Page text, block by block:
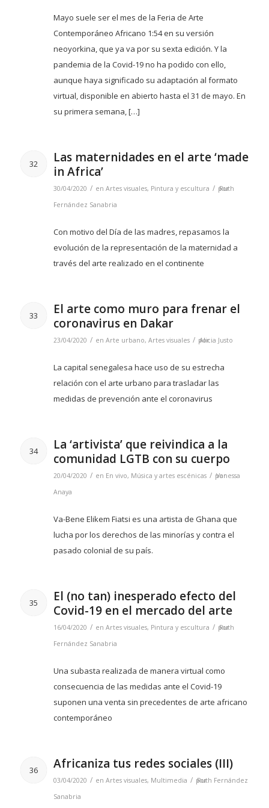
Mayo suele ser el mes de la Feria de Arte
Contemporáneo Africano 1:54 en su versión
neoyorkina, que ya va por su sexta edición. Y la
pandemia de la Covid-19 no ha podido con ello,
aunque haya significado su adaptación al formato
virtual, disponible en abierto hasta el 31 de mayo. En
su primera semana, […]
32
Las maternidades en el arte ‘made
in Africa’
30/04/2020 / en Artes visuales, Pintura y escultura / por
Ruth
Fernández Sanabria
Con motivo del Día de las madres, repasamos la
evolución de la representación de la maternidad a
través del arte realizado en el continente
33
El arte como muro para frenar el
coronavirus en Dakar
23/04/2020 / en Arte urbano, Artes visuales / por
Alicia Justo
La capital senegalesa hace uso de su estrecha
relación con el arte urbano para trasladar las
medidas de prevención ante el coronavirus
34
La ‘artivista’ que reivindica a la
comunidad LGTB con su cuerpo
20/04/2020 / en En vivo, Música y artes escénicas / por
Vanessa
Anaya
Va-Bene Elikem Fiatsi es una artista de Ghana que
lucha por los derechos de las minorías y contra el
pasado colonial de su país.
35
El (no tan) inesperado efecto del
Covid-19 en el mercado del arte
16/04/2020 / en Artes visuales, Pintura y escultura / por
Ruth
Fernández Sanabria
Una subasta realizada de manera virtual como
consecuencia de las medidas ante el Covid-19
suponen una venta sin precedentes de arte africano
contemporáneo
36 Africaniza tus redes sociales (III)
03/04/2020 / en Artes visuales, Multimedia / por
Ruth Fernández
Sanabria